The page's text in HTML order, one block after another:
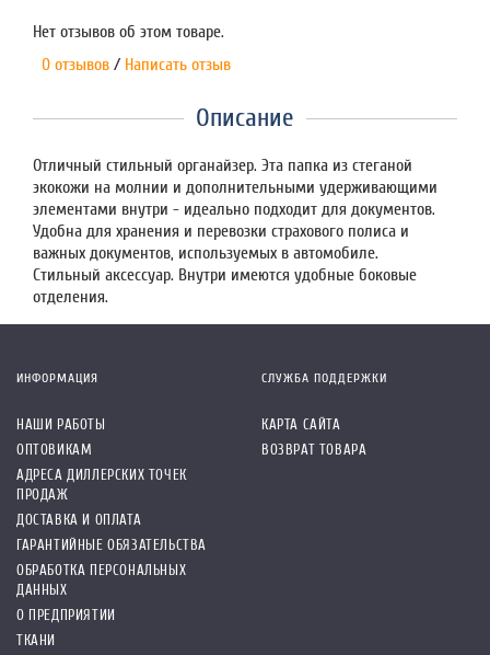
Нет отзывов об этом товаре.
0 отзывов / Написать отзыв
Описание
Отличный стильный органайзер. Эта папка из стеганой
экокожи на молнии и дополнительными удерживающими
элементами внутри - идеально подходит для документов.
Удобна для хранения и перевозки страхового полиса и
важных документов, используемых в автомобиле.
Стильный аксессуар. Внутри имеются удобные боковые
отделения.
ИНФОРМАЦИЯ
НАШИ РАБОТЫ
ОПТОВИКАМ
АДРЕСА ДИЛЛЕРСКИХ ТОЧЕК
ПРОДАЖ
ДОСТАВКА И ОПЛАТА
ГАРАНТИЙНЫЕ ОБЯЗАТЕЛЬСТВА
ОБРАБОТКА ПЕРСОНАЛЬНЫХ
ДАННЫХ
О ПРЕДПРИЯТИИ
ТКАНИ
СЛУЖБА ПОДДЕРЖКИ
КАРТА САЙТА
ВОЗВРАТ ТОВАРА